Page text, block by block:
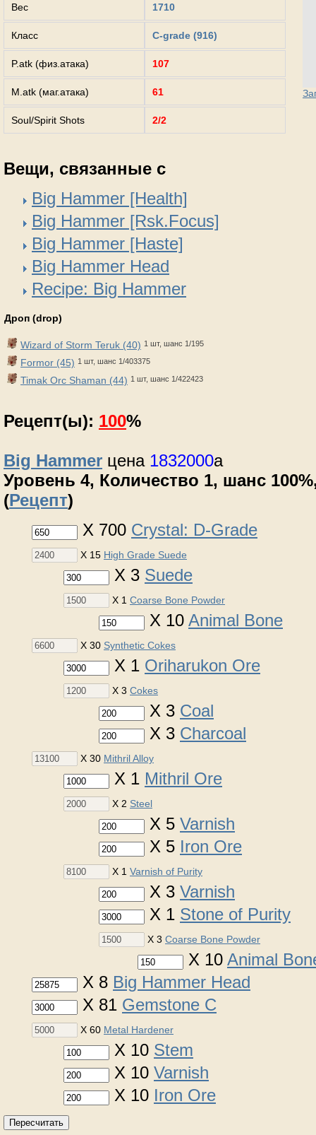
Вес 1710
Класс C-grade (916)
P.atk (физ.атака) 107
M.atk (маг.атака) 61
Soul/Spirit Shots 2/2
Вещи, связанные с
Big Hammer [Health]
Big Hammer [Rsk.Focus]
Big Hammer [Haste]
Big Hammer Head
Recipe: Big Hammer
Дроп (drop)
Wizard of Storm Teruk (40) 1 шт, шанс 1/195
Formor (45) 1 шт, шанс 1/403375
Timak Orc Shaman (44) 1 шт, шанс 1/422423
Рецепт(ы): 100%
Big Hammer цена 1832000a
Уровень 4, Количество 1, шанс
(Рецепт)
X 700 Crystal: D-Grade
X 15 High Grade Suede
X 3 Suede
X 1 Coarse Bone Powder
X 10 Animal Bone
X 30 Synthetic Cokes
X 1 Oriharukon Ore
X 3 Cokes
X 3 Coal
X 3 Charcoal
X 30 Mithril Alloy
X 1 Mithril Ore
X 2 Steel
X 5 Varnish
X 5 Iron Ore
X 1 Varnish of Purity
X 3 Varnish
X 1 Stone of Purity
X 3 Coarse Bone Powder
X 10 Animal
X 8 Big Hammer Head
X 81 Gemstone C
X 60 Metal Hardener
X 10 Stem
X 10 Varnish
X 10 Iron Ore
Пересчитать